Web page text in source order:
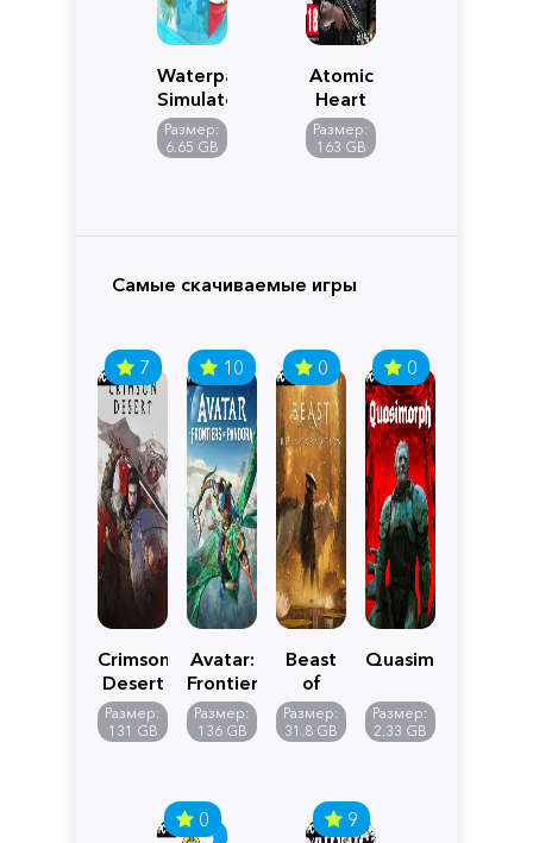
Waterpark
Simulator
Размер:
6.65 GB
Atomic
Heart
Размер:
163 GB
Самые скачиваемые игры
7
Crimson
Desert
Размер:
131 GB
10
Avatar:
Frontiers
of
Pandora
Размер:
136 GB
0
Beast
of
Reincarnation
Размер:
31.8 GB
0
Quasimorph
Размер:
2.33 GB
0 9